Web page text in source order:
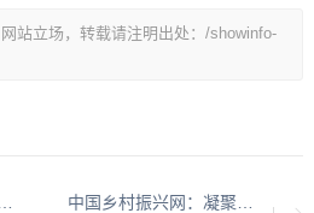
站立场，转载请注明出处：/showinfo-
助力羊肚菌产业高质量发展纪实